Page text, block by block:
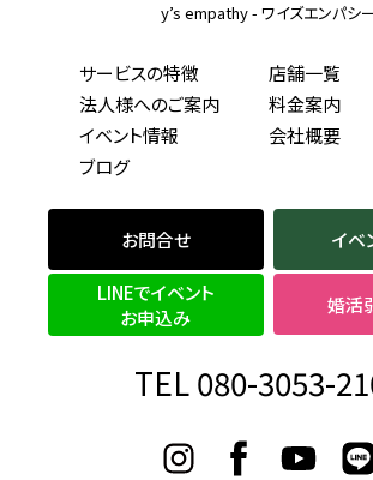
y’s empathy - ワイズエンパシ
サービスの特徴
店舗一覧
法人様へのご案内
料金案内
イベント情報
会社概要
ブログ
お問合せ イベ
LINEでイベント
お申込み
婚活
TEL 080-3053-